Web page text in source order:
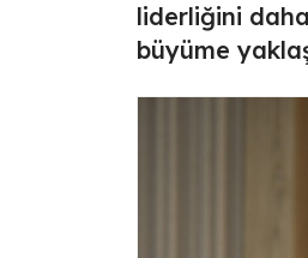
liderliğini
büyüme